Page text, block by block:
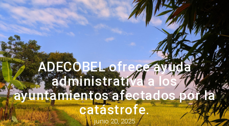
ADECOBEL ofrece ayuda
administrativa a los
ayuntamientos afectados por la
catástrofe.
junio 20, 2025